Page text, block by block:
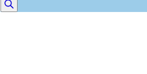
de
productos